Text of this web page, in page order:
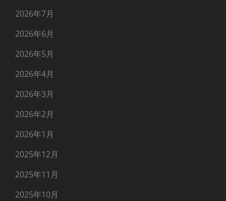
2026年7月
2026年6月
2026年5月
2026年4月
2026年3月
2026年2月
2026年1月
2025年12月
2025年11月
2025年10月